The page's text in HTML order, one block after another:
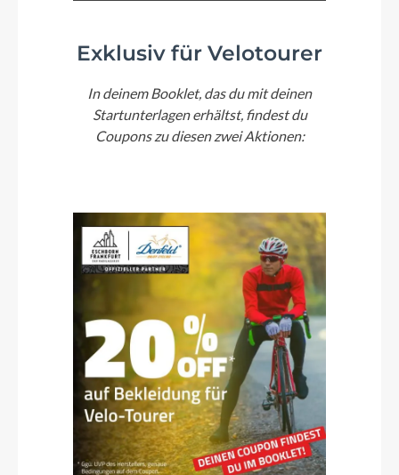
Exklusiv für Velotourer
In deinem Booklet, das du mit deinen
Startunterlagen erhältst, findest du
Coupons zu diesen zwei Aktionen: